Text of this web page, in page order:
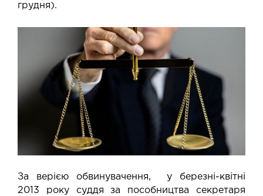
грудня).
За верією обвинувачення, у березні-квітні
2013 року суддя за пособництва секретаря